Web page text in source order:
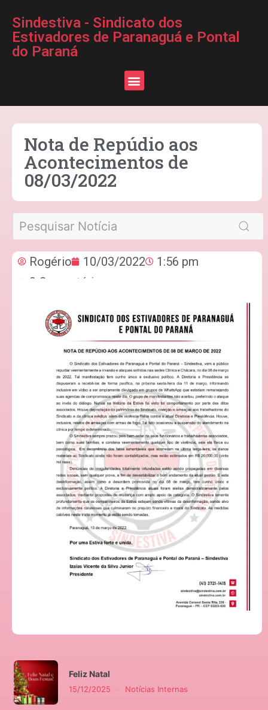
Sindestiva - Sindicato dos
Estivadores de Paranaguá e Pontal
do Paraná
Nota de Repúdio aos
Acontecimentos de
08/03/2022
Rogério 10/03/2022
1:56 pm
0 Comentários
Feliz Natal
15/12/2025 Notícias Internas